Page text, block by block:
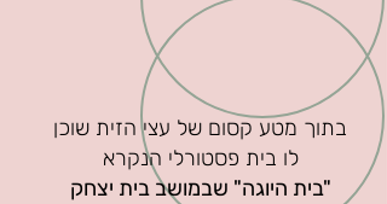
בתוך מטע קסום של עצי הזית שוכן
לו בית פסטורלי הנקרא
"בית היוגה" שבמושב בית יצחק